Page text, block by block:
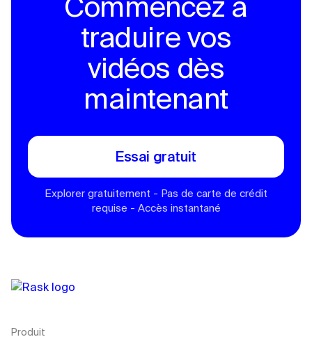
traduire vos
vidéos dès
maintenant
Essai gratuit
Explorer gratuitement - Pas de carte de crédit
requise - Accès instantané
Produit